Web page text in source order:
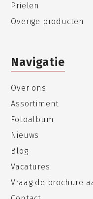
Prielen
Overige producten
Navigatie
Over ons
Assortiment
Fotoalbum
Nieuws
Blog
Vacatures
Vraag de brochure